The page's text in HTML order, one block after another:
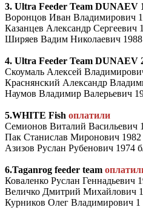
3. Ultra Feeder Team DUNAEV
Воронцов Иван Владимирович
Казанцев Александр
Ширяев Вадим Николаевич 1988
4. Ultra Feeder Team DUNAEV
Скоумаль Алексей
Краснянский Александр
Наумов Владимир Валерьевич
5.WHITE Fish оплатили
Семионов Виталий Васильевич
Пак Станислав Миронович 1982
Азизов Руслан Рубенович 1974
6.Taganrog feeder team
Коваленко Руслан Геннадьевич
Величко Дмитрий Михайлович
Курников Олег Владимирович 1